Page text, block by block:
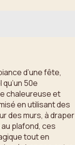
d’une fête,
50e
chaleureuse et
en utilisant des
des murs, à draper
plafond, ces
tout en